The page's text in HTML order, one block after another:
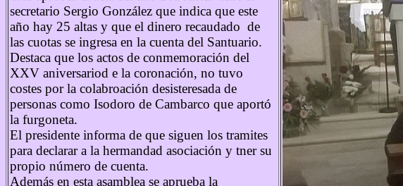
secretario Sergio González que indica que este
año hay 25 altas y que el dinero recaudado de
las cuotas se ingresa en la cuenta del Santuario.
Destaca que los actos de conmemoración del
XXV aniversariod e la coronación, no tuvo
costes por la colabroación desisteresada de
personas como Isodoro de Cambarco que aportó
la furgoneta.
El presidente informa de que siguen los tramites
para declarar a la hermandad asociación y tner su
propio número de cuenta.
Además en esta asamblea se aprueba la